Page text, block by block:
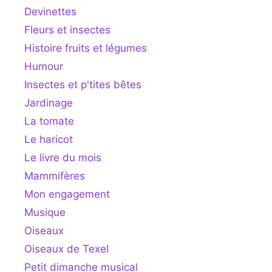
Devinettes
Fleurs et insectes
Histoire fruits et légumes
Humour
Insectes et p'tites bêtes
Jardinage
La tomate
Le haricot
Le livre du mois
Mammifères
Mon engagement
Musique
Oiseaux
Oiseaux de Texel
Petit dimanche musical